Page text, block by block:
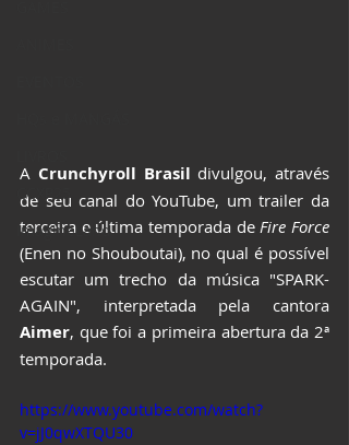
CCXP25
ImagineLand
A Crunchyroll Brasil divulgou, através
de seu canal do YouTube, um trailer da
terceira e última temporada de Fire Force
(Enen no Shouboutai), no qual é possível
escutar um trecho da música "SPARK-
Aimer, que foi a primeira abertura da 2ª
temporada.
https://www.youtube.com/watch?
v=jJ0qwXTQU30